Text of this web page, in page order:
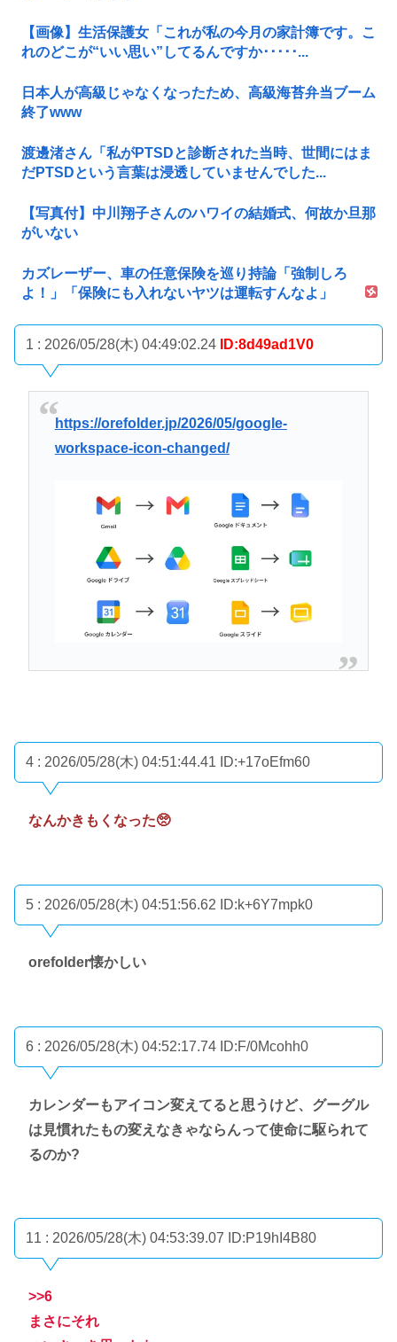
【画像】生活保護女「これが私の今月の家計簿です。こ
れのどこが“いい思い”してるんですか･････...
日本人が高級じゃなくなったため、高級海苔弁当ブーム
終了www
渡邊渚さん「私がPTSDと診断された当時、世間にはま
だPTSDという言葉は浸透していませんでした...
【写真付】中川翔子さんのハワイの結婚式、何故か旦那
がいない
カズレーザー、車の任意保険を巡り持論「強制しろ
よ！」「保険にも入れないヤツは運転すんなよ」
1 : 2026/05/28(木) 04:49:02.24 ID:8d49ad1V0
https://orefolder.jp/2026/05/google-
workspace-icon-changed/
4 : 2026/05/28(木) 04:51:44.41 ID:+17oEfm60
なんかきもくなった🥺
5 : 2026/05/28(木) 04:51:56.62 ID:k+6Y7mpk0
orefolder懐かしい
6 : 2026/05/28(木) 04:52:17.74 ID:F/0Mcohh0
カレンダーもアイコン変えてると思うけど、グーグル
は見慣れたもの変えなきゃならんって使命に駆られて
るのか?
11 : 2026/05/28(木) 04:53:39.07 ID:P19hI4B80
>>6
まさにそれ